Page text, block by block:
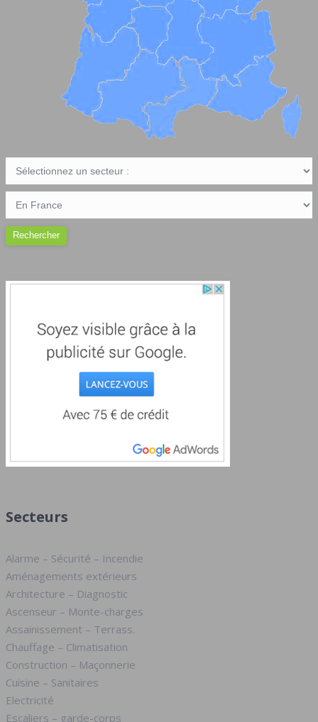
Secteurs
Alarme – Sécurité – Incendie
Aménagements extérieurs
Architecture – Diagnostic
Ascenseur – Monte-charges
Assainissement – Terrass.
Chauffage – Climatisation
Construction – Maçonnerie
Cuisine – Sanitaires
Electricité
Escaliers – garde-corps